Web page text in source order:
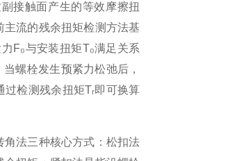
接触面产生的等效摩擦扭
流的残余扭矩检测方法基
F₀与安装扭矩T₀满足关系
螺栓发生预紧力松弛后，
过检测残余扭矩Tᵣ即可换算
法三种核心方式：松扣法